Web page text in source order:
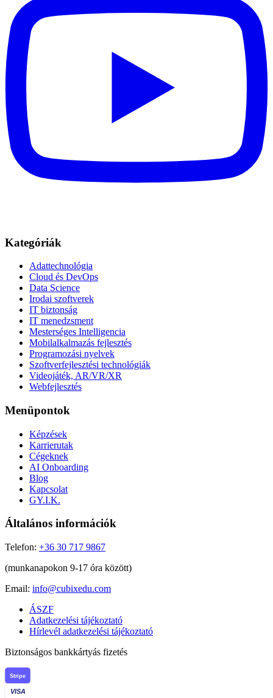
Kategóriák
Adattechnológia
Cloud és DevOps
Data Science
Irodai szoftverek
IT biztonság
IT menedzsment
Mesterséges Intelligencia
Mobilalkalmazás fejlesztés
Programozási nyelvek
Szoftverfejlesztési technológiák
Videojáték, AR/VR/XR
Webfejlesztés
Menüpontok
Képzések
Karrierutak
Cégeknek
AI Onboarding
Blog
Kapcsolat
GY.I.K.
Általános információk
Telefon: +36 30 717 9867
(munkanapokon 9-17 óra között)
Email: info@cubixedu.com
ÁSZF
Adatkezelési tájékoztató
Hírlevél adatkezelési tájékoztató
Biztonságos bankkártyás fizetés
Stripe
VISA